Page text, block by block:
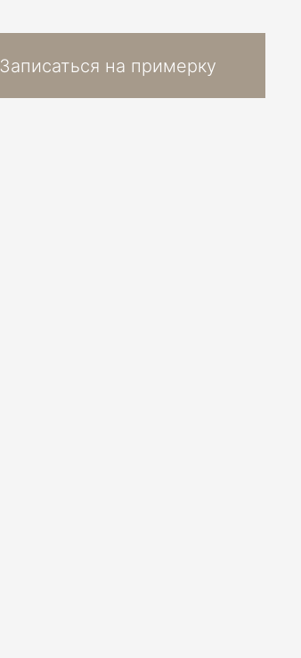
Записаться на примерку